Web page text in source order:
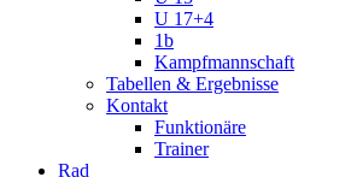
U 17+4
1b
Kampfmannschaft
Tabellen & Ergebnisse
Kontakt
Funktionäre
Trainer
Rad